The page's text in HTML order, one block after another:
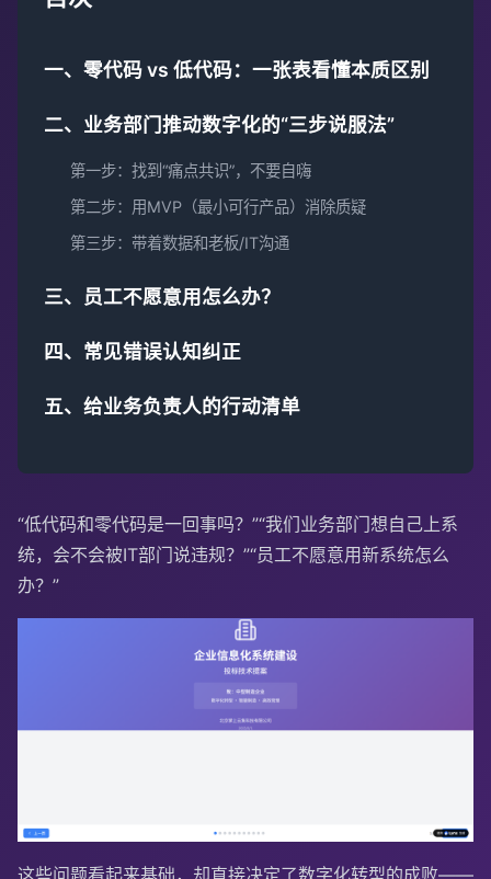
一、零代码 vs 低代码：一张表看懂本质区别
二、业务部门推动数字化的“三步说服法”
第一步：找到“痛点共识”，不要自嗨
第二步：用MVP（最小可行产品）消除质疑
第三步：带着数据和老板/IT沟通
三、员工不愿意用怎么办？
四、常见错误认知纠正
五、给业务负责人的行动清单
“低代码和零代码是一回事吗？”“我们业务部门想自己上系
统，会不会被IT部门说违规？”“员工不愿意用新系统怎么
办？”
这些问题看起来基础，却直接决定了数字化转型的成败——